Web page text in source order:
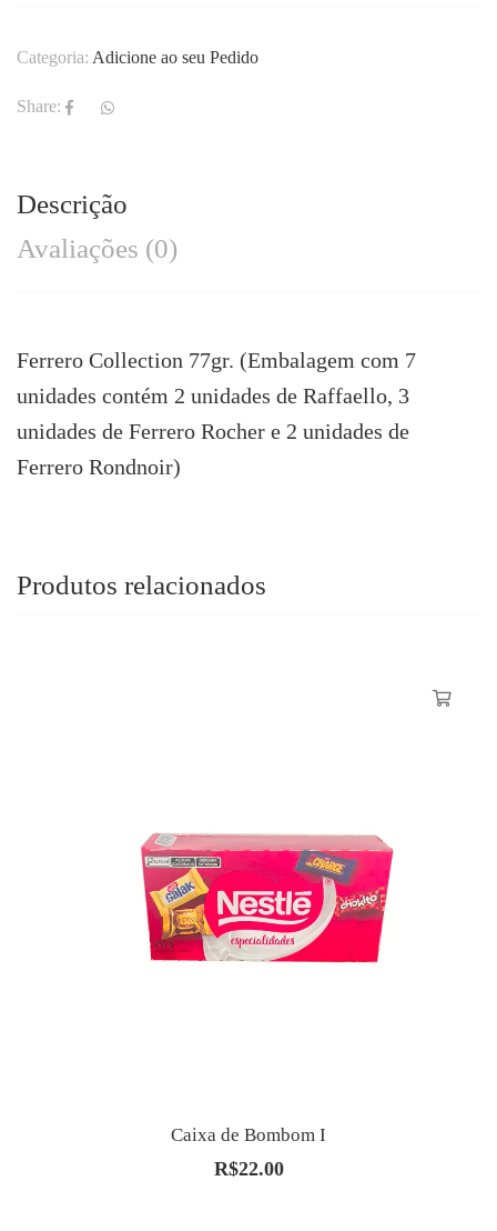
Categoria: Adicione ao seu Pedido
Share:
Descrição
Avaliações (0)
Ferrero Collection 77gr. (Embalagem com 7
unidades contém 2 unidades de Raffaello, 3
unidades de Ferrero Rocher e 2 unidades de
Ferrero Rondnoir)
Produtos relacionados
Caixa de Bombom I
R$22.00